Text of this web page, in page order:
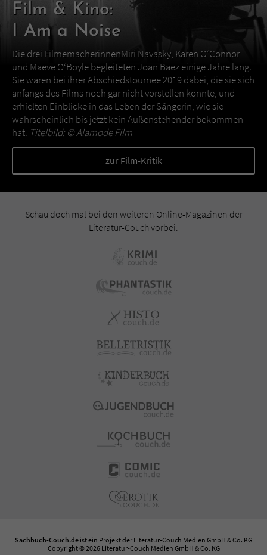
Film & Kino:
I Am a Noise
Die drei FilmemacherinnenMiri Navasky, Karen O‘Connor
und Maeve O‘Boyle begleiteten Joan Baez einige Jahre lang.
Sie waren bei ihrer Abschiedstournee 2019 dabei, die sie sich
anfangs des Films noch gar nicht vorstellen konnte, und
erhielten Einblicke in das Leben der Sängerin, wie sie
wahrscheinlich bis jetzt kein Außenstehender bekommen
hat. Titelbild: ©Alamode Film
zur Film-Kritik
Schau doch mal bei den weiteren Online-Magazinen der
Literatur-Couch vorbei:
Sachbuch-Couch.de ist ein Projekt der Literatur-Couch Medien GmbH & Co. KG
Copyright © 2026 Literatur-Couch Medien GmbH & Co. KG